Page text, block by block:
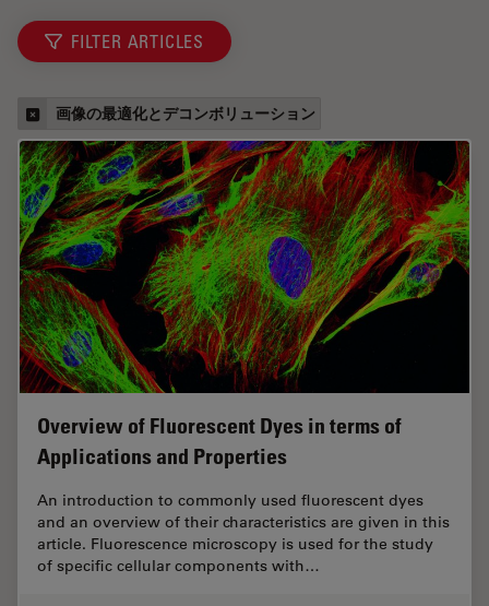
FILTER ARTICLES
画像の最適化とデコンボリューション
Overview of Fluorescent Dyes in terms of
Applications and Properties
An introduction to commonly used fluorescent dyes
and an overview of their characteristics are given in this
article. Fluorescence microscopy is used for the study
of specific cellular components with…